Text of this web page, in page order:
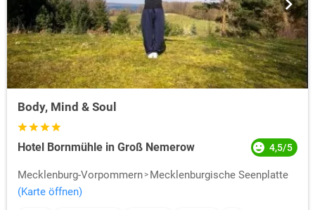
Body, Mind & Soul
Hotel Bornmühle in Groß Nemerow 4,5/5
Mecklenburg-Vorpommern
Mecklenburgische Seenplatte
(Karte öffnen)